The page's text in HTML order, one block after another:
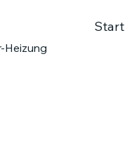
Heizung
Start